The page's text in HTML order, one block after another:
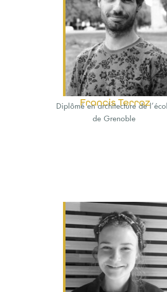
Francis Terraz
Diplômé en architecture de
de Grenoble